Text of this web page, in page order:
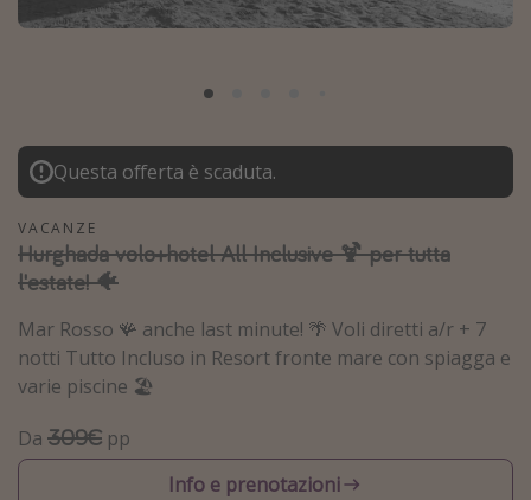
Grecia
Tunisia
Malta
Canarie
Capo Verde
Tipo di vacanza
Vacanze last minute
Vacanze estate 2026
Vacanze di Pasqua 2026
Questa offerta è scaduta.
VACANZE
Hurghada volo+hotel All Inclusive 🍹 per tutta
l'estate! 🐠
Mar Rosso 🪸 anche last minute! 🌴 Voli diretti a/r + 7
notti Tutto Incluso in Resort fronte mare con spiagga e
varie piscine 🏖️
Da 309€ pp
Info e prenotazioni